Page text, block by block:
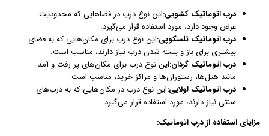
درب اتوماتیک کشویی:این نوع درب در فضاهایی که محدودیت
عرض وجود دارد، مورد استفاده قرار می‌گیرد.
درب اتوماتیک تلسکوپی:این نوع درب برای مکان‌هایی که به فضای
بیشتری برای باز و بسته شدن درب نیاز دارند، مناسب است.
درب اتوماتیک گردان:این نوع درب برای مکان‌های پر رفت و آمد
مانند هتل‌ها، رستوران‌ها و مراکز خرید، مناسب است
درب اتوماتیک لولایی:این نوع درب در مکان‌هایی که به درب‌های
سنتی نیاز دارند، مورد استفاده قرار می‌گیرد.
مزایای استفاده از درب اتوماتیک: